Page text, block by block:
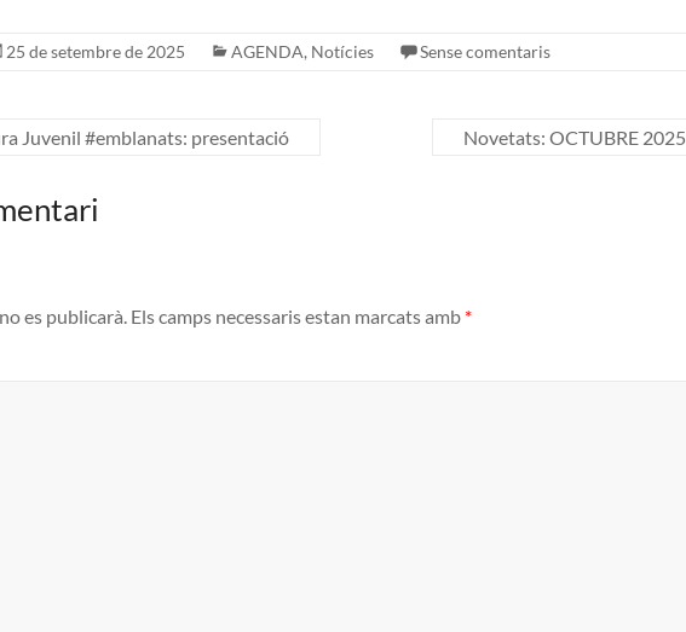
25 de setembre de 2025 AGENDA, Notícies Sense comentaris
Juvenil #emblanats: presentació Novetats: OCTUBRE 2025
es publicarà. Els camps necessaris estan marcats amb *